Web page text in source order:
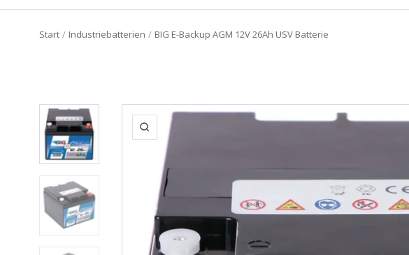
Start Industriebatterien BIG E-Backup AGM 12V 26Ah USV Batterie
Zoom